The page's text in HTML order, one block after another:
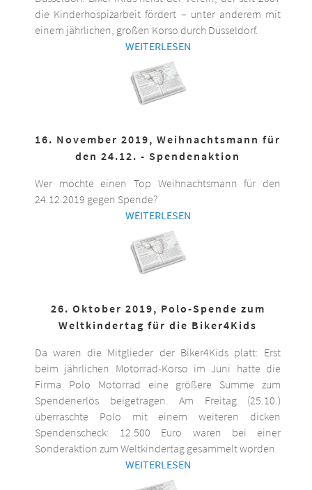
die Kinderhospizarbeit fördert – unter anderem mit
einem jährlichen, großen Korso durch Düsseldorf.
WEITERLESEN
16. November 2019, Weihnachtsmann für
den 24.12. - Spendenaktion
Wer möchte einen Top Weihnachtsmann für den
24.12.2019 gegen Spende?
WEITERLESEN
26. Oktober 2019, Polo-Spende zum
Weltkindertag für die Biker4Kids
Da waren die Mitglieder der Biker4Kids platt: Erst
beim jährlichen Motorrad-Korso im Juni hatte die
Firma Polo Motorrad eine größere Summe zum
Spendenerlös beigetragen. Am Freitag (25.10.)
überraschte Polo mit einem weiteren dicken
Spendenscheck: 12.500 Euro waren bei einer
Sonderaktion zum Weltkindertag gesammelt worden.
WEITERLESEN